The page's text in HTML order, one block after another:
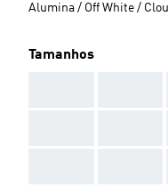
Alumina / Off White /
Tamanhos